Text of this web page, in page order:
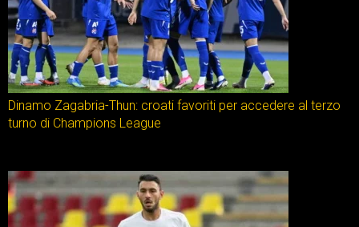
Dinamo Zagabria-Thun: croati favoriti per accedere al terzo
turno di Champions League